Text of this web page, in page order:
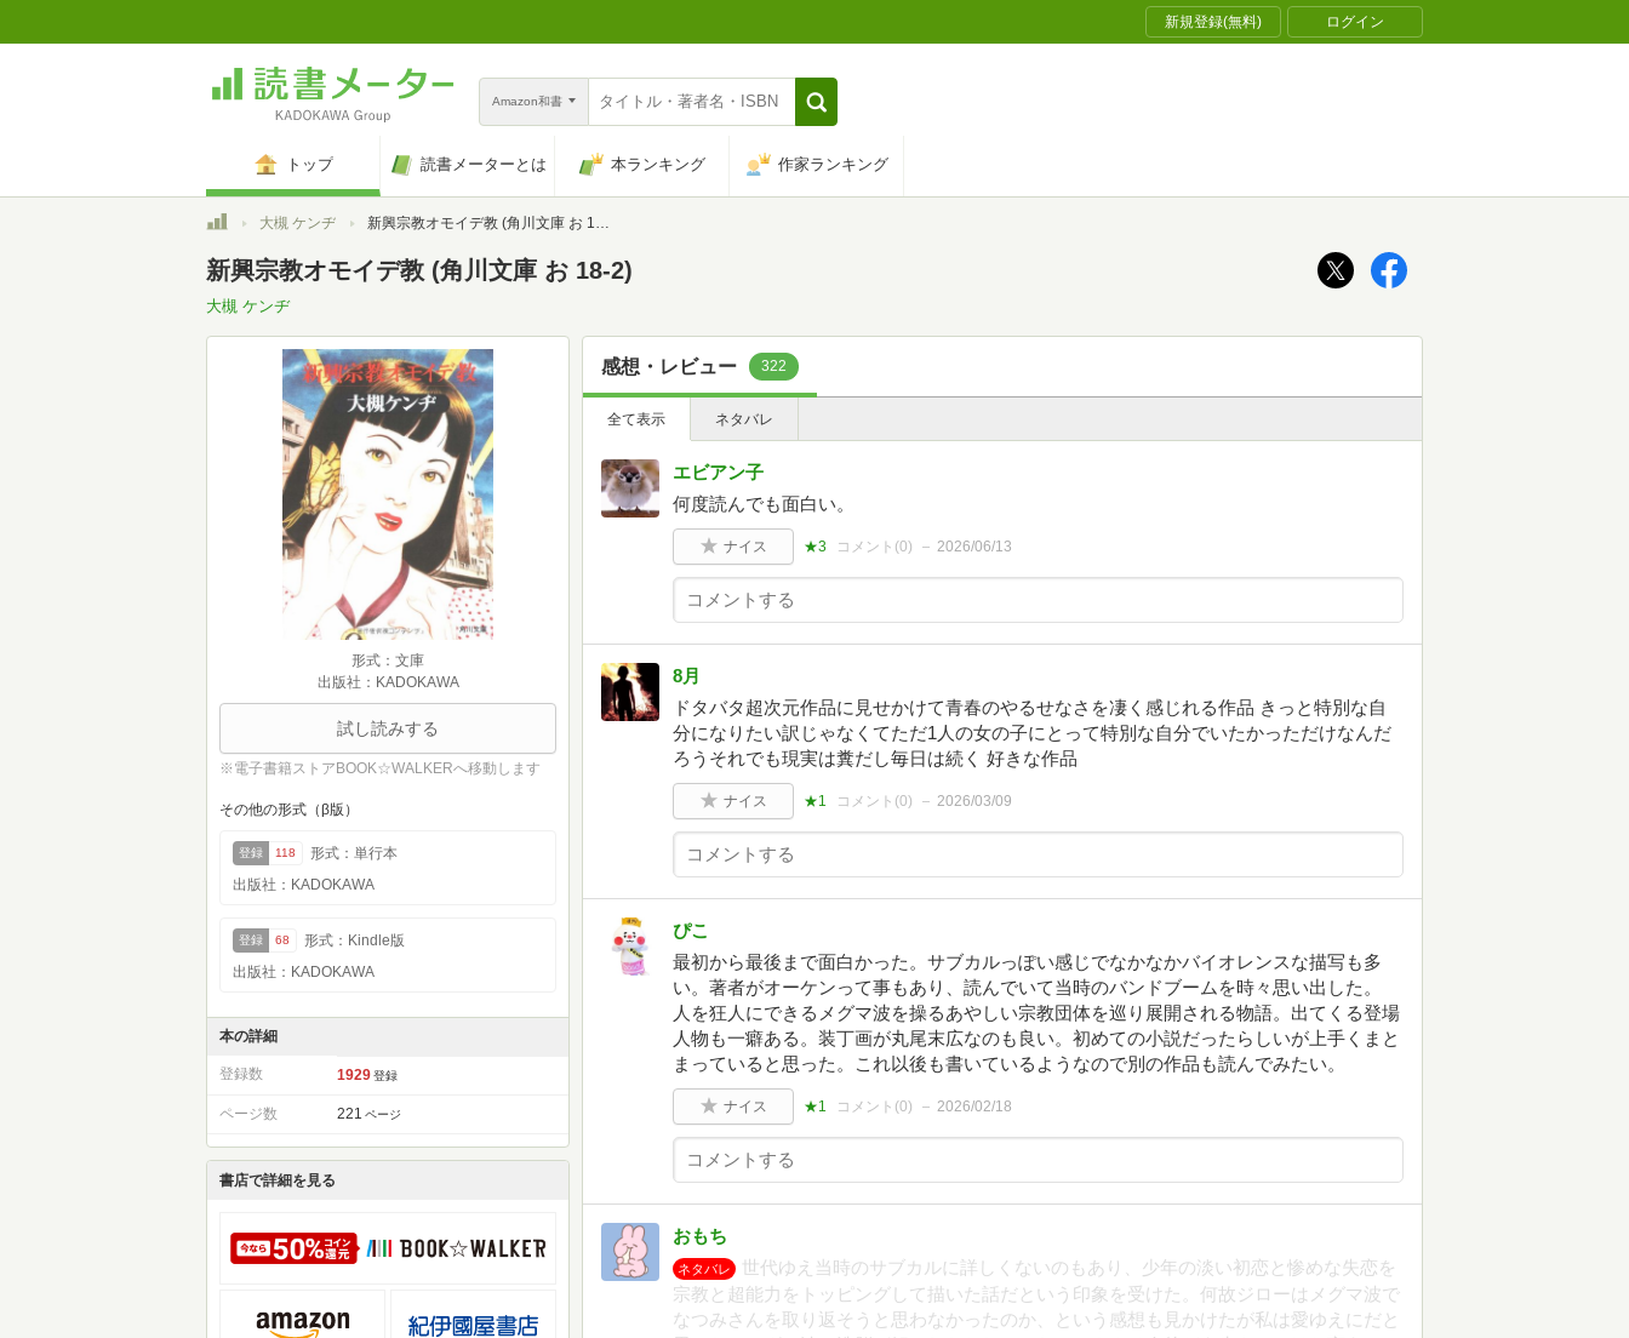
新規登録(無料) ログイン
Amazon和書
トップ 読書メーターとは 本ランキング 作家ランキング
トップ大槻 ケンヂ 新興宗教オモイデ教 (角川文庫 お 18-2)
新興宗教オモイデ教 (角川文庫 お 18-2)
大槻 ケンヂ
形式：文庫
出版社：KADOKAWA
試し読みする
※電子書籍ストアBOOK☆WALKERへ移動します
その他の形式（β版）
登録 118
形式：単行本
出版社：KADOKAWA
登録 68
形式：Kindle版
出版社：KADOKAWA
本の詳細
登録数 1929 登録
ページ数 221 ページ
書店で詳細を見る
感想・レビュー 322
全て表示 ネタバレ
エビアン子
何度読んでも面白い。
ナイス ★3 コメント(0) 2026/06/13
8月
ドタバタ超次元作品に見せかけて青春のやるせなさを凄く感じれる作品 きっと特別な自
分になりたい訳じゃなくてただ1人の女の子にとって特別な自分でいたかっただけなんだ
ろうそれでも現実は糞だし毎日は続く 好きな作品
ナイス ★1 コメント(0) 2026/03/09
ぴこ
最初から最後まで面白かった。サブカルっぽい感じでなかなかバイオレンスな描写も多
い。著者がオーケンって事もあり、読んでいて当時のバンドブームを時々思い出した。
人を狂人にできるメグマ波を操るあやしい宗教団体を巡り展開される物語。出てくる登場
人物も一癖ある。装丁画が丸尾末広なのも良い。初めての小説だったらしいが上手くまと
まっていると思った。これ以後も書いているようなので別の作品も読んでみたい。
ナイス ★1 コメント(0) 2026/02/18
おもち
ネタバレ
世代ゆえ当時のサブカルに詳しくないのもあり、少年の淡い初恋と惨めな失恋を
宗教と超能力をトッピングして描いた話だという印象を受けた。何故ジローはメグマ波で
なつみさんを取り返そうと思わなかったのか、という感想も見かけたが私は愛ゆえにだと